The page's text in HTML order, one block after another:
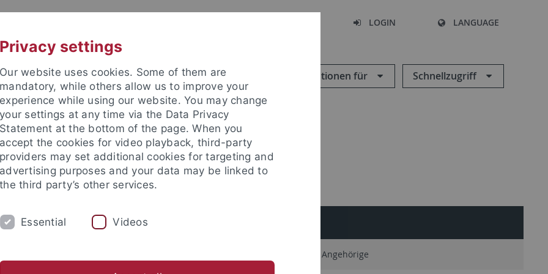
LOGIN LANGUAGE
Informationen für Schnellzugriff
Chemie
AKTUELLES STUDIUM
Ehemalige Angehörige
Privacy settings
Our website uses cookies. Some of them are
mandatory, while others allow us to improve your
experience while using our website. You may change
your settings at any time via the Data Privacy
Statement at the bottom of the page. When you
accept the cookies for video playback, third-party
providers may set additional cookies for targeting and
advertising purposes and your data may be linked to
the third party’s other services.
Essential Videos